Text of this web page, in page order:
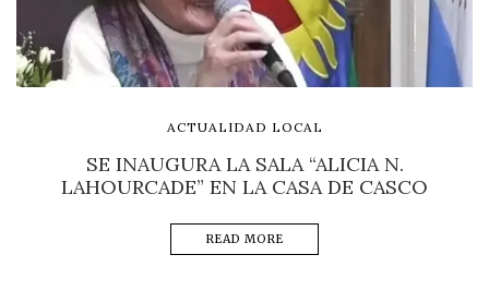
ACTUALIDAD LOCAL
SE INAUGURA LA SALA “ALICIA N.
LAHOURCADE” EN LA CASA DE CASCO
READ MORE